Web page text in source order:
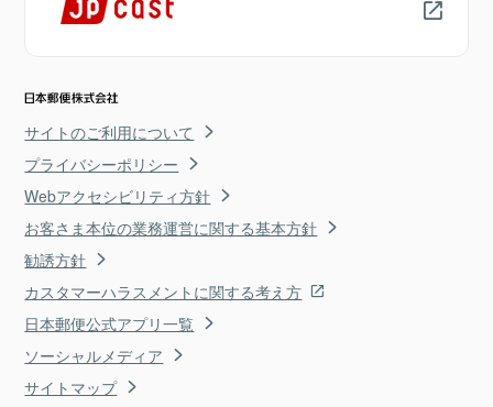
サイトのご利用について
プライバシーポリシー
Webアクセシビリティ方針
お客さま本位の業務運営に関する基本方針
勧誘方針
カスタマーハラスメントに関する考え方
日本郵便公式アプリ一覧
ソーシャルメディア
サイトマップ